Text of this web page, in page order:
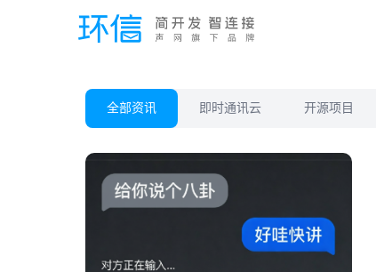
全部资讯 即时通讯云 开源项目